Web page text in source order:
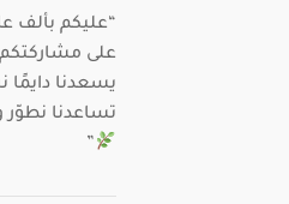
“عليكم بألف
على مشاركتكم
يسعدنا دايمًا
تساعدنا نطوّر
”